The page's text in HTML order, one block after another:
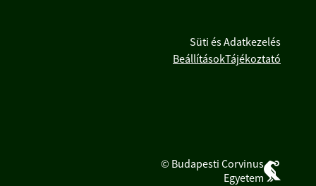
Süti és Adatkezelés
BeállításokTájékoztató
© Budapesti Corvinus
Egyetem